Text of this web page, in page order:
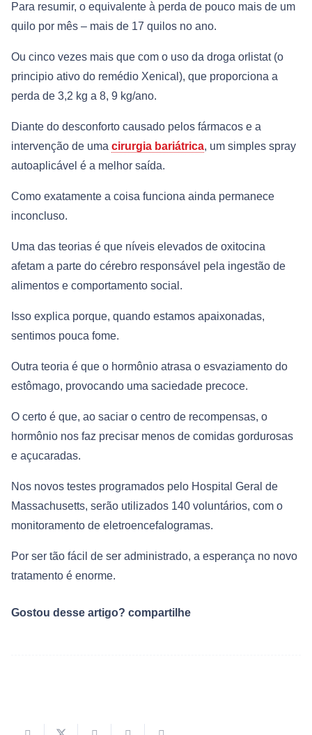
Para resumir, o equivalente à perda de pouco mais de um
quilo por mês – mais de 17 quilos no ano.
Ou cinco vezes mais que com o uso da droga orlistat (o
principio ativo do remédio Xenical), que proporciona a
perda de 3,2 kg a 8, 9 kg/ano.
Diante do desconforto causado pelos fármacos e a
intervenção de uma cirurgia bariátrica, um simples spray
autoaplicável é a melhor saída.
Como exatamente a coisa funciona ainda permanece
inconcluso.
Uma das teorias é que níveis elevados de oxitocina
afetam a parte do cérebro responsável pela ingestão de
alimentos e comportamento social.
Isso explica porque, quando estamos apaixonadas,
sentimos pouca fome.
Outra teoria é que o hormônio atrasa o esvaziamento do
estômago, provocando uma saciedade precoce.
O certo é que, ao saciar o centro de recompensas, o
hormônio nos faz precisar menos de comidas gordurosas
e açucaradas.
Nos novos testes programados pelo Hospital Geral de
Massachusetts, serão utilizados 140 voluntários, com o
monitoramento de eletroencefalogramas.
Por ser tão fácil de ser administrado, a esperança no novo
tratamento é enorme.
Gostou desse artigo? compartilhe